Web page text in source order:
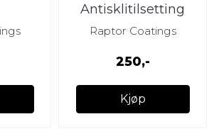
Antisklitilsetting
Raptor Coatings
250,-
Kjøp